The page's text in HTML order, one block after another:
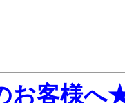
お客様へ